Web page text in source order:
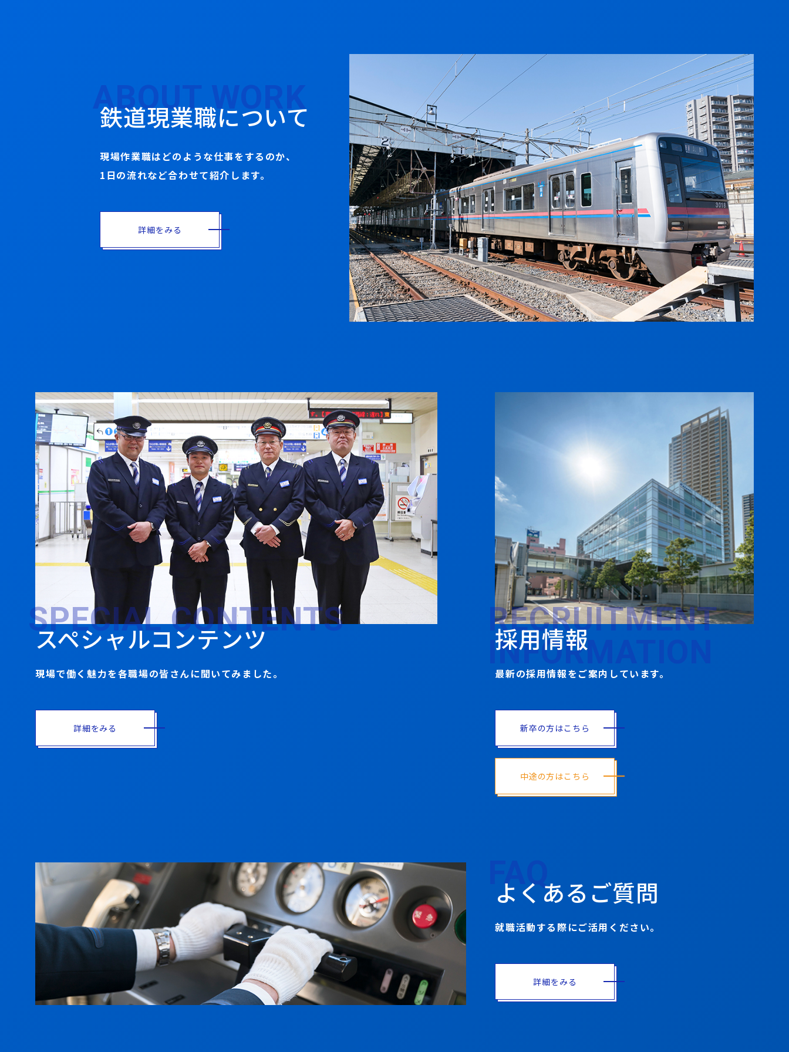
ABOUT WORK
鉄道現業職について
現場作業職はどのような仕事をするのか、
1日の流れなど合わせて紹介します。
詳細をみる
SPECIAL CONTENTS
スペシャルコンテンツ
現場で働く魅力を各職場の皆さんに聞いてみました。
詳細をみる
RECRUITMENT
INFORMATION
採用情報
最新の採用情報をご案内しています。
新卒の方はこちら
中途の方はこちら
FAQ
よくあるご質問
就職活動する際にご活用ください。
詳細をみる